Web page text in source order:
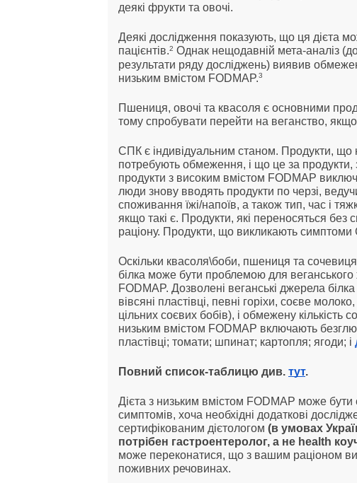
деякі фрукти та овочі.
Деякі дослідження показують, що ця дієта
пацієнтів.2 Однак нещодавній мета-аналіз
результати ряду досліджень) виявив
низьким вмістом FODMAP.3
Пшениця, овочі та квасоля є основними
тому спробувати перейти на веганство,
СПК є індивідуальним станом. Продукти, що
потребують обмеження, і що це за
продукти з високим вмістом FODMAP
люди знову вводять продукти по черзі,
споживання їжі/напоїв, а також тип, час і
якщо такі є. Продукти, які переносяться
раціону. Продукти, що викликають
Оскільки квасоля\боби, пшениця та
білка може бути проблемою для
FODMAP. Дозволені веганські джерела
вівсяні пластівці, певні горіхи, соєве
цільних соєвих бобів), і обмежену кількість
низьким вмістом FODMAP включають
пластівці; томати; шпинат; картопля; ягоди; і
Повний список-таблицю див. тут.
Дієта з низьким вмістом FODMAP може
симптомів, хоча необхідні додаткові
сертифікованим дієтологом (в умовах
потрібен гастроентеролог, а не health
може переконатися, що з вашим раціоном ви
поживних речовинах.